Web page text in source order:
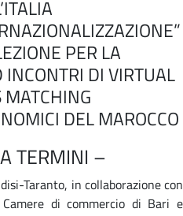
PER LA
DI VIRTUAL
MATCHING
DEL MAROCCO
TERMINI –
Taranto, in collaborazione con
di commercio di Bari e